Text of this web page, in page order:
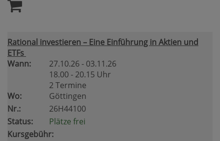
Rational investieren – Eine Einführung in Aktien und
ETFs
Wann:
27.10.26 - 03.11.26
18.00 - 20.15 Uhr
2 Termine
Wo:
Göttingen
Nr.:
26H44100
Status:
Plätze frei
Kursgebühr: